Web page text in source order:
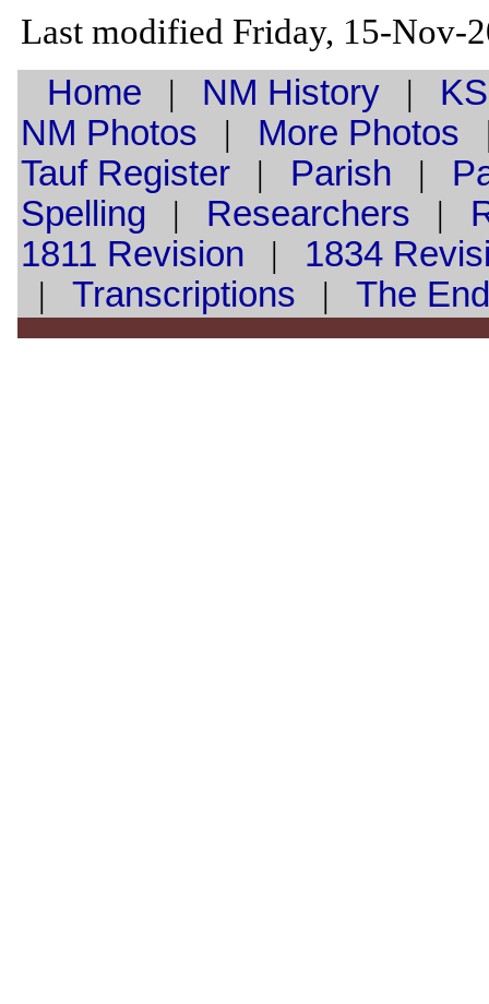
Last modified Friday, 15-Nov-
Home | NM History|
NM Photos | More Photos
TaufRegister| Parish |
Spelling | Researchers |
1811 Revision | 1834
| Transcriptions | The End